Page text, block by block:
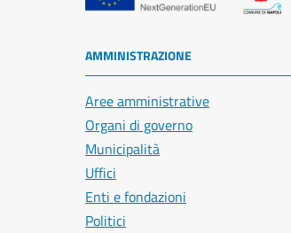
AMMINISTRAZIONE
Aree amministrative
Organi di governo
Municipalità
Uffici
Enti e fondazioni
Politici